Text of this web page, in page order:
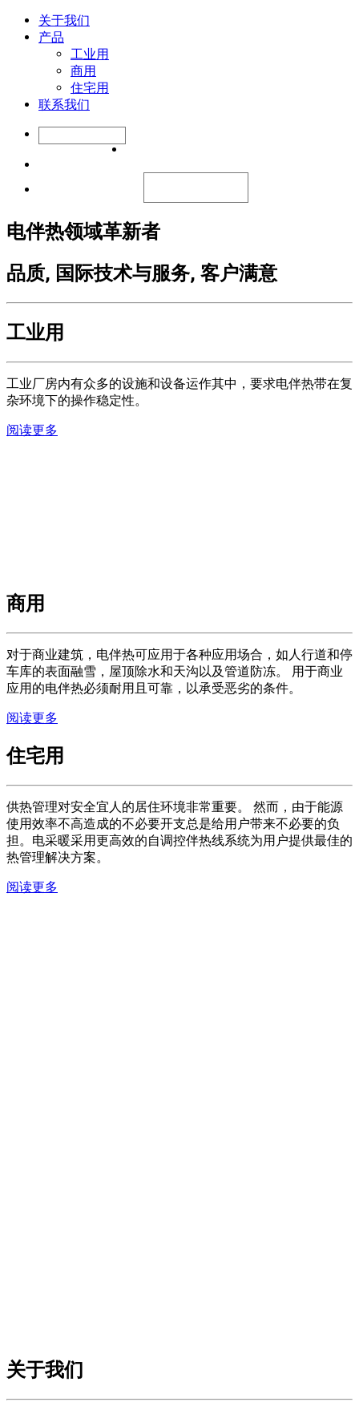
关于我们
产品
工业用
商用
住宅用
联系我们
电伴热领域革新者
品质, 国际技术与服务, 客户满意
工业用
工业厂房内有众多的设施和设备运作其中，要求电伴热带在复
杂环境下的操作稳定性。
阅读更多
商用
对于商业建筑，电伴热可应用于各种应用场合，如人行道和停
车库的表面融雪，屋顶除水和天沟以及管道防冻。 用于商业
应用的电伴热必须耐用且可靠，以承受恶劣的条件。
阅读更多
住宅用
供热管理对安全宜人的居住环境非常重要。 然而，由于能源
使用效率不高造成的不必要开支总是给用户带来不必要的负
担。电采暖采用更高效的自调控伴热线系统为用户提供最佳的
热管理解决方案。
阅读更多
关于我们